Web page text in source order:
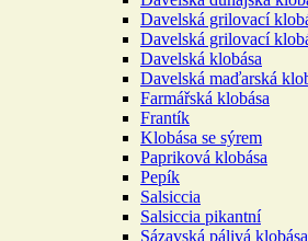
Davelská grilovací
Davelská grilovací
Davelská klobása
Davelská maďarská
Farmářská klobása
Frantík
Klobása se sýrem
Papriková klobása
Pepík
Salsiccia
Salsiccia pikantní
Sázavská pálivá klobása